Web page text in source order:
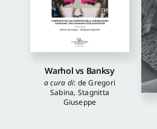
Warhol vs Banksy
a cura di: de Gregori
Sabina, Stagnitta
Giuseppe